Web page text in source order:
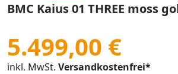
BMC Kaius 01 THREE moss
5.499,00 €
inkl. MwSt. Versandkostenfrei*